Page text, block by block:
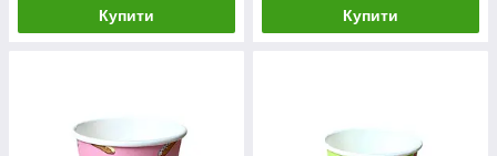
Купити Купити